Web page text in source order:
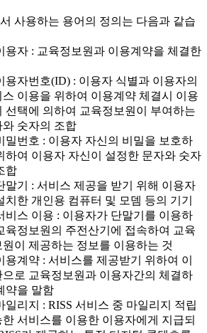
사용하는 용어의 정의는 다음과 같습
자 : 교육정보원과 이용계약을 체결한
자번호(ID) : 이용자 식별과 이용자의
스 이용을 위하여 이용계약 체결시 이용
선택에 의하여 교육정보원이 부여하는
와 숫자의 조합
번호 : 이용자 자신의 비밀을 보호하
하여 이용자 자신이 설정한 문자와 숫자
합
기 : 서비스 제공을 받기 위해 이용자
치한 개인용 컴퓨터 및 모뎀 등의 기기
스 이용 : 이용자가 단말기를 이용하
육정보원의 주전산기에 접속하여 교육
원이 제공하는 정보를 이용하는 것
계약 : 서비스를 제공받기 위하여 이
으로 교육정보원과 이용자간의 체결하
약을 말함
리지 : RISS 서비스 중 마일리지 적립
한 서비스를 이용한 이용자에게 지급되